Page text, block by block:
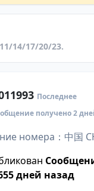
14/17/20/23.
Последнее
получено 2
номера：中国
дней назад